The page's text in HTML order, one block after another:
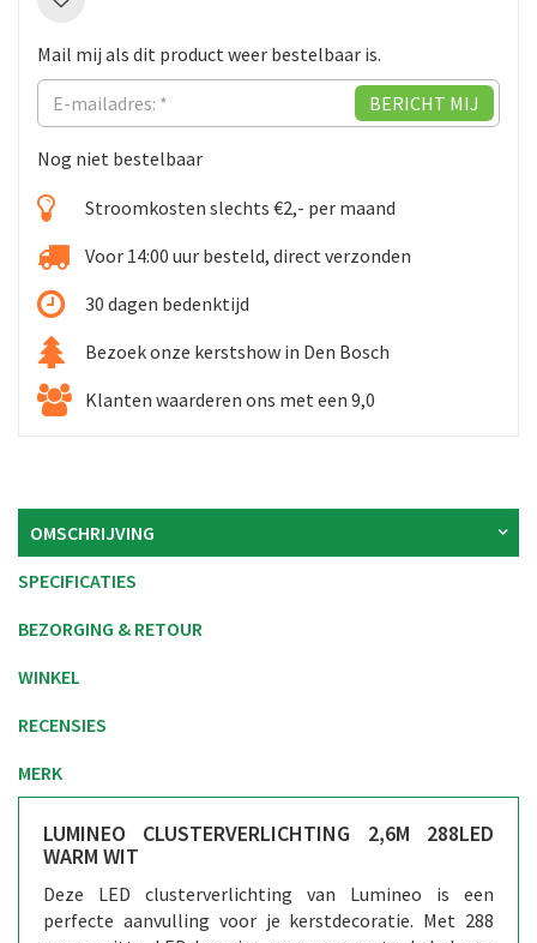
Mail mij als dit product weer bestelbaar is.
Nog niet bestelbaar
Stroomkosten slechts €2,- per maand
Voor 14:00 uur besteld, direct verzonden
30 dagen bedenktijd
Bezoek onze kerstshow in Den Bosch
Klanten waarderen ons met een 9,0
OMSCHRIJVING
SPECIFICATIES
BEZORGING & RETOUR
WINKEL
RECENSIES
MERK
LUMINEO CLUSTERVERLICHTING 2,6M 288LED
WARM WIT
Deze LED clusterverlichting van Lumineo is een
perfecte aanvulling voor je kerstdecoratie. Met 288